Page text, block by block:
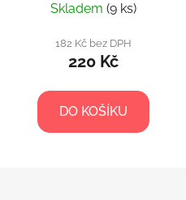
Skladem (9 ks)
182 Kč bez DPH
220 Kč
DO KOŠÍKU